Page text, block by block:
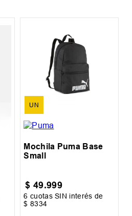
UN
Mochila Puma Base
Small
$ 49.999
6 cuotas SIN interés de
$ 8334